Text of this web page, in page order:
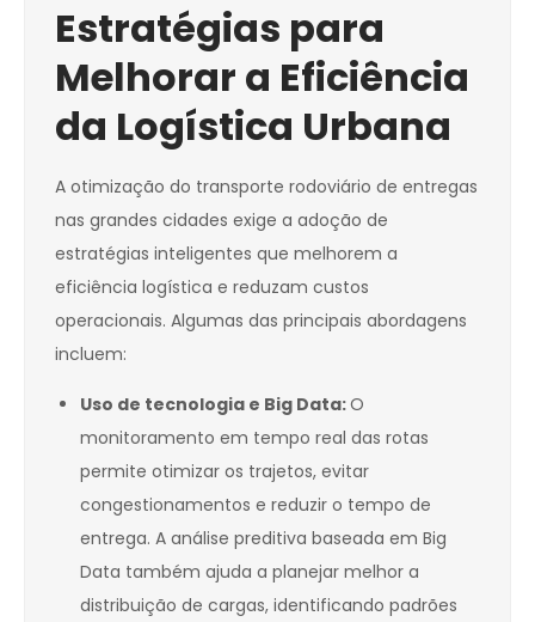
Estratégias para
Melhorar a Eficiência
da Logística Urbana
A otimização do transporte rodoviário de entregas
nas grandes cidades exige a adoção de
estratégias inteligentes que melhorem a
eficiência logística e reduzam custos
operacionais. Algumas das principais abordagens
incluem:
Uso de tecnologia e Big Data:O
monitoramento em tempo real das rotas
permite otimizar os trajetos, evitar
congestionamentos e reduzir o tempo de
entrega. A análise preditiva baseada em Big
Data também ajuda a planejar melhor a
distribuição de cargas, identificando padrões